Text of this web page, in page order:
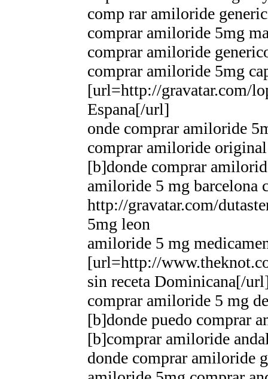
comp rar amiloride
comprar amiloride 5mg
comprar amiloride
comprar amiloride 5mg
[url=http://gravatar.com/
Espana[/url]
onde comprar amiloride
comprar amiloride
[b]donde comprar
amiloride 5 mg barcelona
http://gravatar.com/
5mg leon
amiloride 5 mg
[url=http://
sin receta Dominicana[/
comprar amiloride 5 mg
[b]donde puedo comprar
[b]comprar amiloride
donde comprar amiloride